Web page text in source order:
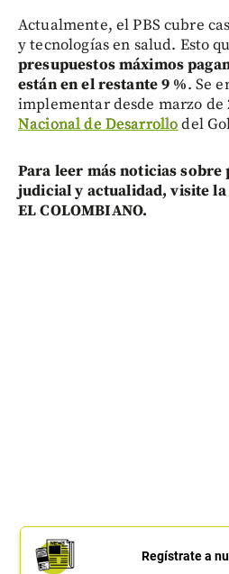
Actualmente, el PBS cubre
y tecnologías en salud. Esto
presupuestos máximos
están en el restante 9 %. Se
implementar desde marzo de
Nacional de Desarrollodel
Para leer más noticias sobre
judicial y actualidad, visite la
EL COLOMBIANO.
Regístrate a